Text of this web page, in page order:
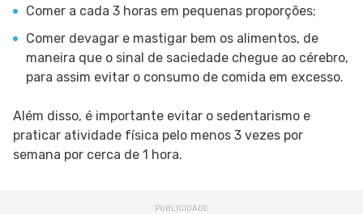
Comer a cada 3 horas em pequenas proporções;
Comer devagar e mastigar bem os alimentos, de
maneira que o sinal de saciedade chegue ao cérebro,
para assim evitar o consumo de comida em excesso.
Além disso, é importante evitar o sedentarismo e
praticar atividade física pelo menos 3 vezes por
semana por cerca de 1 hora.